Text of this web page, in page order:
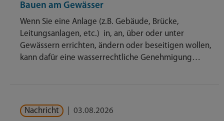
Bauen am Gewässer
Wenn Sie eine Anlage (z.B. Gebäude, Brücke,
Leitungsanlagen, etc.) in, an, über oder unter
Gewässern errichten, ändern oder beseitigen wollen,
kann dafür eine wasserrechtliche Genehmigung…
Nachricht 03.08.2026